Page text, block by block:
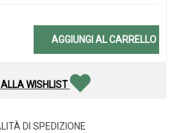
AGGIUNGI AL CARRELLO
ALLA WISHLIST
DI SPEDIZIONE